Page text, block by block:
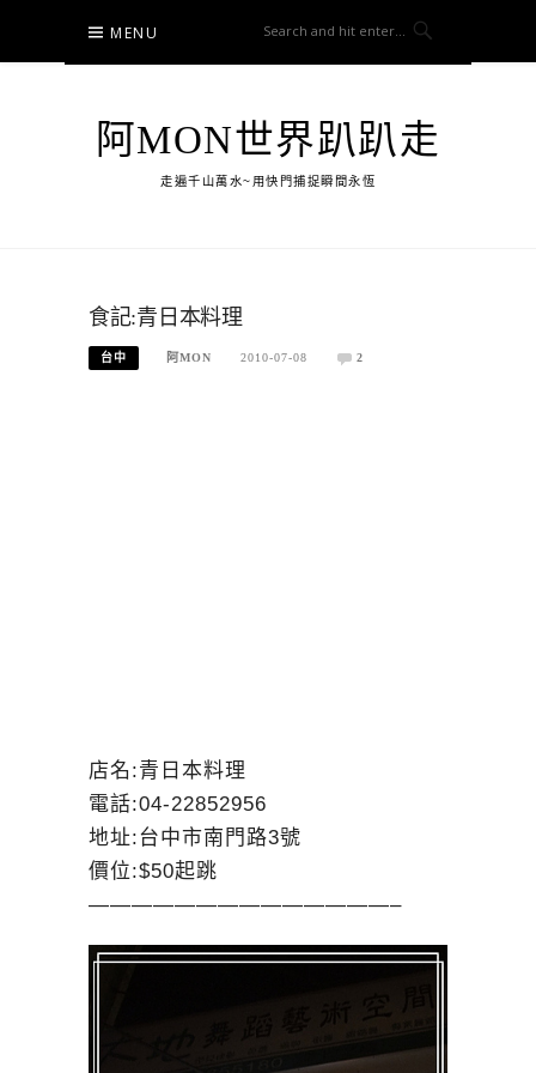
content
MENU
阿MON世界趴趴走
走遍千山萬水~用快門捕捉瞬間永恆
食記:青日本料理
台中 阿MON 2010-07-08 2
店名:青日本料理
電話:04-22852956
地址:台中市南門路3號
價位:$50起跳
——————————————–